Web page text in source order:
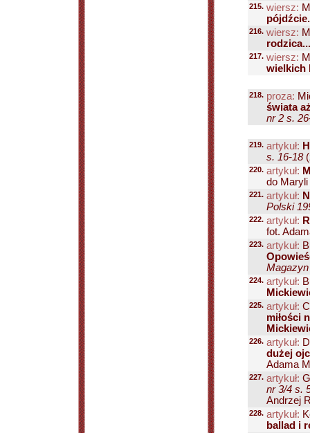
215. wiersz:
216. wiersz:
217. wiersz:
wielkich
218. proza:
świata
nr 2 s.
219. artykuł:
s. 16-18
220. artykuł:
do
221. artykuł:
Polski
222. artykuł:
fot.
223. artykuł:
224. artykuł:
225. artykuł:
miłości
226. artykuł:
dużej
Adama
227. artykuł:
nr 3/4 s.
Andrzej
228. artykuł:
ballad i